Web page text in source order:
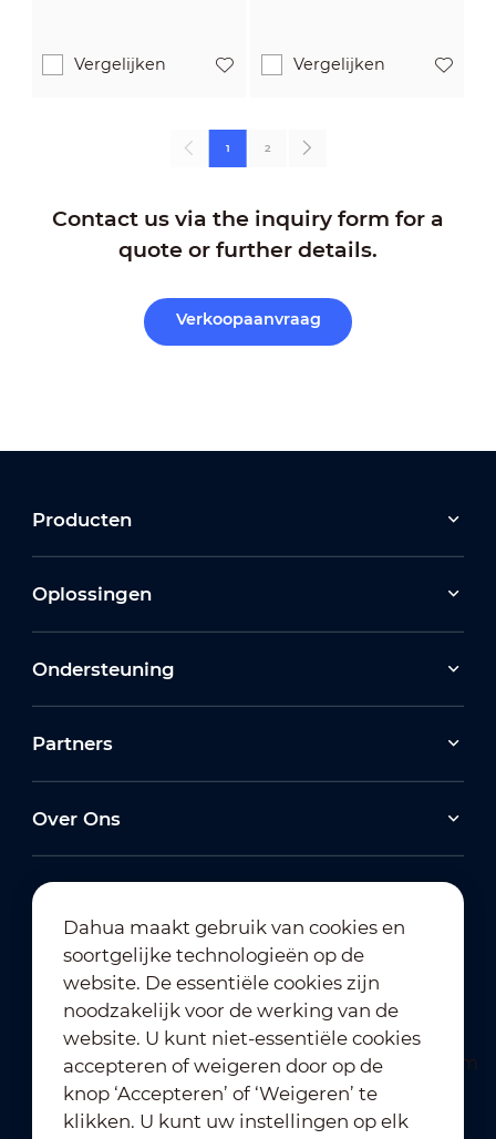
Vergelijken Vergelijken
1 2
Contact us via the inquiry form for a
quote or further details.
Verkoopaanvraag
Producten
Oplossingen
Ondersteuning
Partners
Over Ons
Abonneren op nieuwsbrief
Dahua maakt gebruik van cookies en
soortgelijke technologieën op de
website. De essentiële cookies zijn
noodzakelijk voor de werking van de
website. U kunt niet-essentiële cookies
accepteren of weigeren door op de
knop ‘Accepteren’ of ‘Weigeren’ te
klikken. U kunt uw instellingen op elk